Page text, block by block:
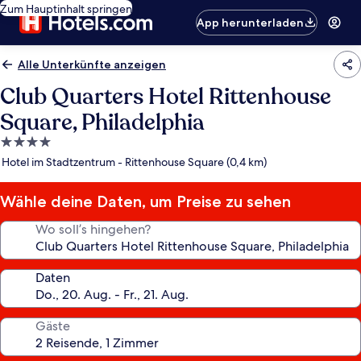
Zum Hauptinhalt springen
App herunterladen
Alle Unterkünfte anzeigen
Club Quarters Hotel Rittenhouse
Square, Philadelphia
4.0-
Sterne-
Hotel im Stadtzentrum - Rittenhouse Square (0,4 km)
Wähle deine Daten, um Preise zu sehen
Wo soll’s hingehen?
Daten
Gäste